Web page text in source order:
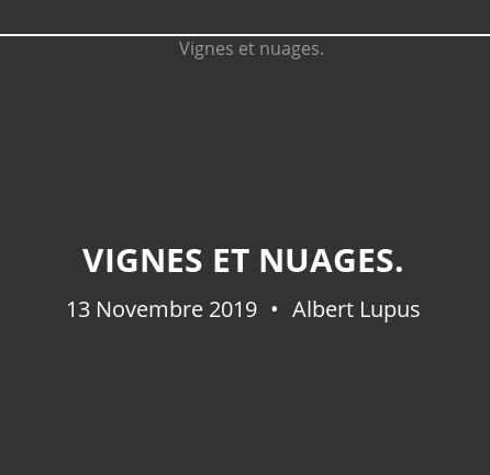
VIGNES ET NUAGES.
13 Novembre 2019 Albert Lupus